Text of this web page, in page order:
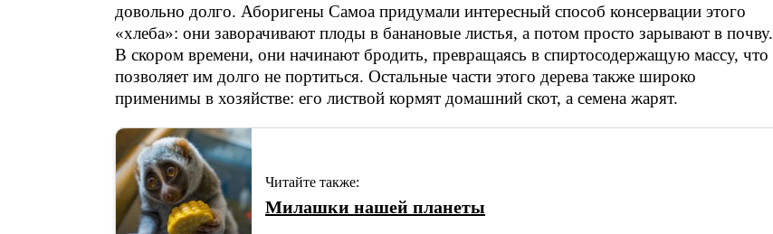
довольно долго. Аборигены Самоа придумали интересный способ консервации этого
«хлеба»: они заворачивают плоды в банановые листья, а потом просто зарывают в почву.
В скором времени, они начинают бродить, превращаясь в спиртосодержащую массу, что
позволяет им долго не портиться. Остальные части этого дерева также широко
применимы в хозяйстве: его листвой кормят домашний скот, а семена жарят.
Читайте также:
Милашки нашей планеты